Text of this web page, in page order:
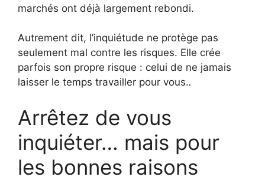
marchés ont déjà largement rebondi.
Autrement dit, l’inquiétude ne protège pas
seulement mal contre les risques. Elle crée
parfois son propre risque : celui de ne jamais
laisser le temps travailler pour vous..
Arrêtez de vous
inquiéter… mais pour
les bonnes raisons